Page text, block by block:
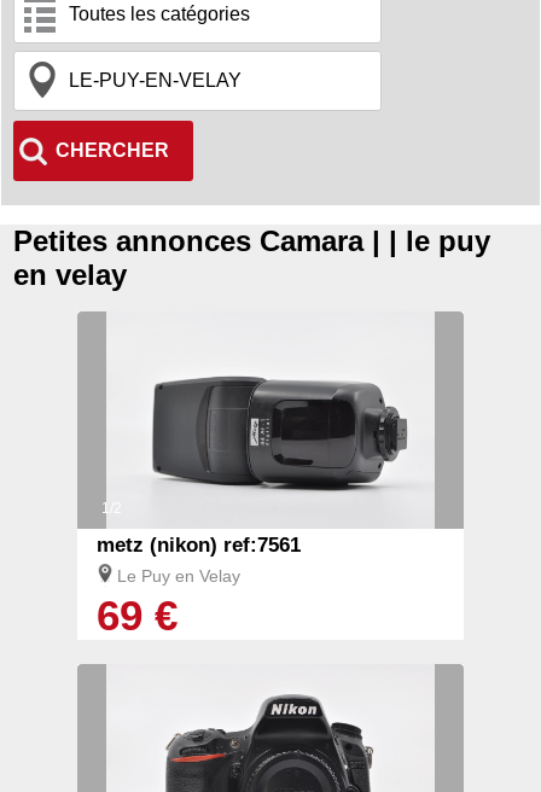
CHERCHER
Petites annonces Camara | | le puy
en velay
1/2
metz (nikon) ref:7561
Le Puy en Velay
69 €